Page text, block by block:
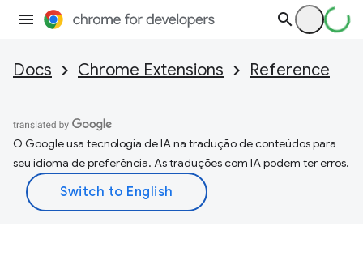
Docs Chrome Extensions Reference
O Google usa tecnologia de IA na tradução de conteúdos para
seu idioma de preferência. As traduções com IA podem ter erros.